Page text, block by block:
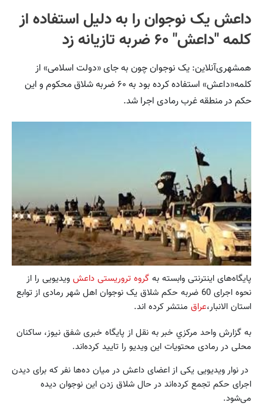
داعش یک نوجوان را به دلیل استفاده از
کلمه "داعش" ۶۰ ضربه تازیانه زد
همشهری‌آنلاین: یک نوجوان چون به جای «دولت اسلامی» از
کلمه«داعش» استفاده کرده بود به ۶۰ ضربه شلاق محکوم و این
حکم در منطقه غرب رمادی اجرا شد.
پایگاه‌های اینترنتی وابسته به گروه تروریستی داعش ویدیویی را از
نحوه اجرای 60 ضربه حکم شلاق یک نوجوان اهل شهر رمادی از توابع
استان الانبار،عراق منتشر کرده اند.
به گزارش واحد مركزي خبر به نقل از پایگاه خبری شفق نیوز، ساکنان
محلی در رمادی محتویات این ویدیو را تایید کرده‌اند.
در نوار ویدیویی یکی از اعضای داعش در میان ده‌ها نفر که برای دیدن
اجرای حکم تجمع کرده‌اند در حال شلاق زدن این نوجوان دیده
می‌شود.